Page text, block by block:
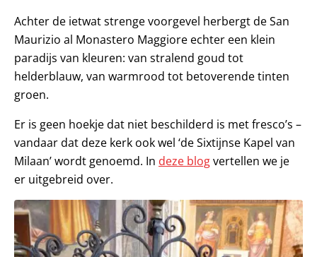
Achter de ietwat strenge voorgevel herbergt de San
Maurizio al Monastero Maggiore echter een klein
paradijs van kleuren: van stralend goud tot
helderblauw, van warmrood tot betoverende tinten
groen.
Er is geen hoekje dat niet beschilderd is met fresco’s –
vandaar dat deze kerk ook wel ‘de Sixtijnse Kapel van
Milaan’ wordt genoemd. In deze blogvertellen we je
er uitgebreid over.